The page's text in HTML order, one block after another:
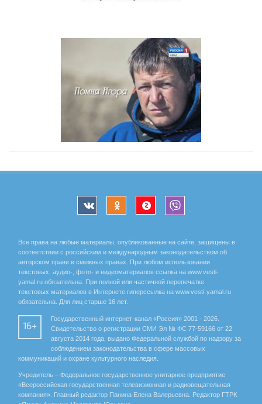
Все права на любые материалы, опубликованные на сайте, защищены в
соответствии с российским и международным законодательством об
авторском праве и смежных правах. При любом использовании
текстовых, аудио-, фото- и видеоматериалов ссылка на www.vesti-
yamal.ru обязательна. При полной или частичной перепечатке
текстовых материалов в Интернете гиперссылка на www.vesti-yamal.ru
обязательна. Для лиц старше 16 лет.
16+
Государственный интернет-канал «Россия» 2001 - 2026.
Свидетельство о регистрации СМИ Эл № ФС 77-59166 от 22
августа 2014 года, выдано Федеральной службой по надзору за
соблюдением законодательства в сфере массовых
коммуникаций и охране культурного наследия.
Учредитель – Федеральное государственное унитарное предприятие
«Всероссийская государственная телевизионная и радиовещательная
компания». Главный редактор Панина Елена Валерьевна. Редактор ГТРК